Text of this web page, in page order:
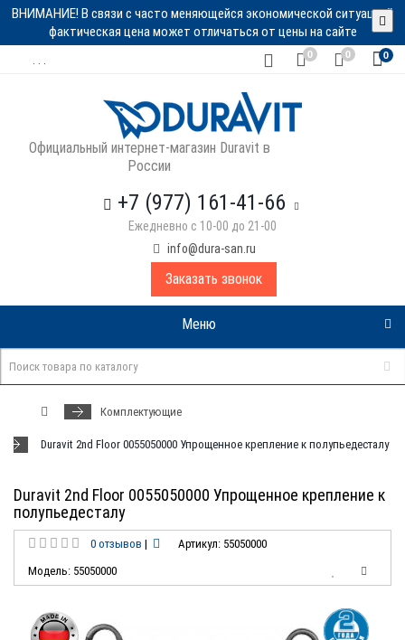
ВНИМАНИЕ! В связи с часто меняющейся экономической ситуацией
фактическая цена может отличаться от цены на сайте
0 0 0
Официальный интернет-магазин Duravit в
России
+7 (977) 161-41-66
Ежедневно с 10-00 до 21-00
info@dura-san.ru
Заказать звонок
Меню
Комплектующие
Duravit 2nd Floor 0055050000 Упрощенное крепление к полупьедесталу
Duravit 2nd Floor 0055050000 Упрощенное крепление к
полупьедесталу
0 отзывов |
Артикул: 55050000
Модель: 55050000